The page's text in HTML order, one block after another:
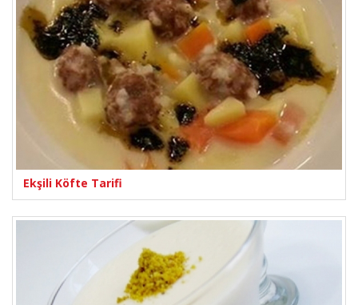
Ekşili Köfte Tarifi